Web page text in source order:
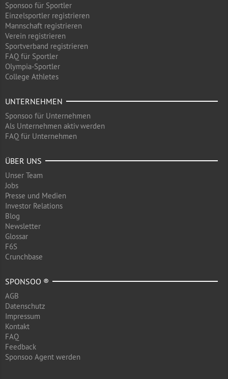
Sponsoo für Sportler
Einzelsportler registrieren
Mannschaft registrieren
Verein registrieren
Sportverband registrieren
FAQ für Sportler
Olympia-Sportler
College Athletes
UNTERNEHMEN
Sponsoo für Unternehmen
Als Unternehmen aktiv werden
FAQ für Unternehmen
ÜBER UNS
Unser Team
Jobs
Presse und Medien
Investor Relations
Blog
Newsletter
Glossar
F6S
Crunchbase
SPONSOO ®
AGB
Datenschutz
Impressum
Kontakt
FAQ
Feedback
Sponsoo Agent werden